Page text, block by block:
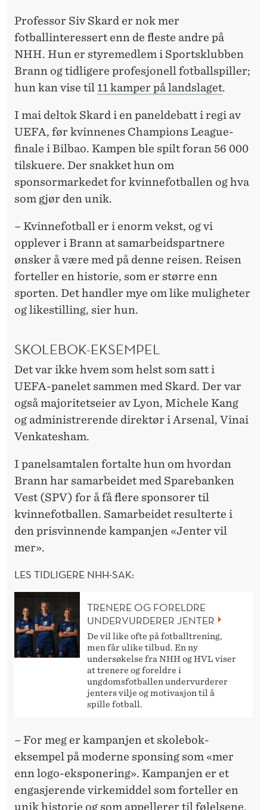
Professor Siv Skard er nok mer
fotballinteressert enn de fleste andre på
NHH. Hun er styremedlem i Sportsklubben
Brann og tidligere profesjonell fotballspiller;
hun kan vise til 11 kamper på landslaget.
I mai deltok Skard i en paneldebatt i regi av
UEFA, før kvinnenes Champions League-
finale i Bilbao. Kampen ble spilt foran 56 000
tilskuere. Der snakket hun om
sponsormarkedet for kvinnefotballen og hva
som gjør den unik.
– Kvinnefotball er i enorm vekst, og vi
opplever i Brann at samarbeidspartnere
ønsker å være med på denne reisen. Reisen
forteller en historie, som er større enn
sporten. Det handler mye om like muligheter
og likestilling, sier hun.
SKOLEBOK-EKSEMPEL
Det var ikke hvem som helst som satt i
UEFA-panelet sammen med Skard. Der var
også majoritetseier av Lyon, Michele Kang
og administrerende direktør i Arsenal, Vinai
Venkatesham.
I panelsamtalen fortalte hun om hvordan
Brann har samarbeidet med Sparebanken
Vest (SPV) for å få flere sponsorer til
kvinnefotballen. Samarbeidet resulterte i
den prisvinnende kampanjen «Jenter vil
mer».
LES TIDLIGERE NHH-SAK:
TRENERE OG FORELDRE
UNDERVURDERER JENTER
De vil like ofte på fotballtrening,
men får ulike tilbud. En ny
undersøkelse fra NHH og HVL viser
at trenere og foreldre i
ungdomsfotballen undervurderer
jenters vilje og motivasjon til å
spille fotball.
– For meg er kampanjen et skolebok-
eksempel på moderne sponsing som «mer
enn logo-eksponering». Kampanjen er et
engasjerende virkemiddel som forteller en
unik historie og som appellerer til følelsene.